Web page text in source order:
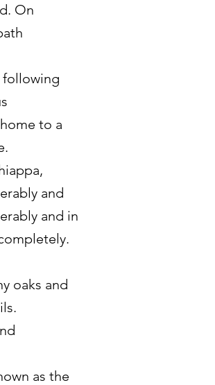
On
following
to a
and
and in
oaks and
as the